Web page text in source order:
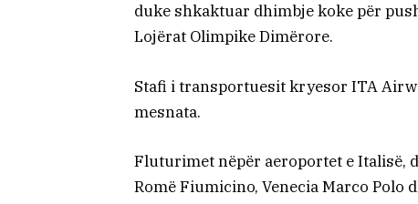
duke shkaktuar dhimbje koke për
Lojërat Olimpike Dimërore.
Stafi i transportuesit kryesor ITA
mesnata.
Fluturimet nëpër aeroportet e Italisë,
Romë Fiumicino, Venecia Marco Polo